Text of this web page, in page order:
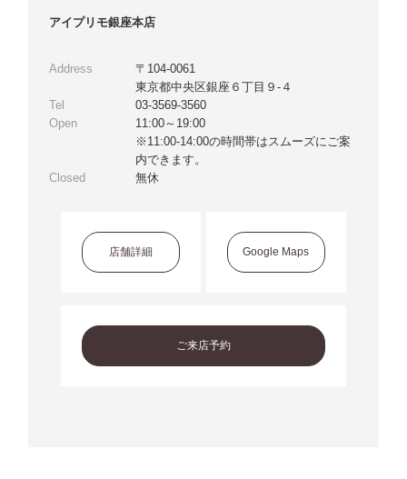
アイプリモ銀座本店
Address
〒104-0061
東京都中央区銀座６丁目９-４
Tel
03-3569-3560
Open
11:00～19:00
※11:00-14:00の時間帯はスムーズにご案
内できます。
Closed
無休
店舗詳細 Google Maps
ご来店予約